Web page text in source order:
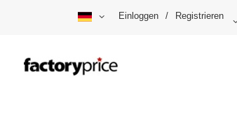
Einloggen / Registrieren